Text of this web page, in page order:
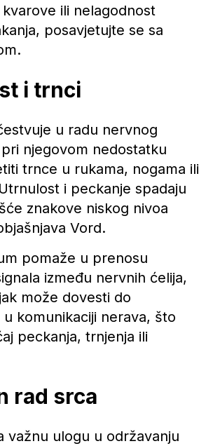
ili nelagodnost
posavjetujte se sa
i trnci
u radu nervnog
njegovom nedostatku
trnce u rukama, nogama ili
i peckanje spadaju
znakove niskog nivoa
Vord.
pomaže u prenosu
između nervnih ćelija,
može dovesti do
komunikaciji nerava, što
peckanja, trnjenja ili
rad srca
važnu ulogu u održavanju